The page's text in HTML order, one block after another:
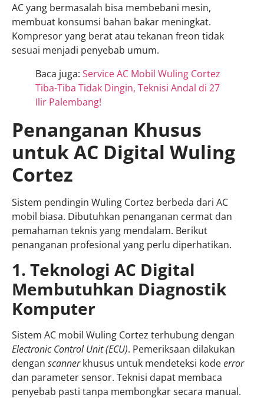
AC yang bermasalah bisa membebani mesin,
membuat konsumsi bahan bakar meningkat.
Kompresor yang berat atau tekanan freon tidak
sesuai menjadi penyebab umum.
Baca juga: Service AC Mobil Wuling Cortez
Tiba-Tiba Tidak Dingin, Teknisi Andal di 27
Ilir Palembang!
Penanganan Khusus
untuk AC Digital Wuling
Cortez
Sistem pendingin Wuling Cortez berbeda dari AC
mobil biasa. Dibutuhkan penanganan cermat dan
pemahaman teknis yang mendalam. Berikut
penanganan profesional yang perlu diperhatikan.
1. Teknologi AC Digital
Membutuhkan Diagnostik
Komputer
Sistem AC mobil Wuling Cortez terhubung dengan
Electronic Control Unit (ECU). Pemeriksaan dilakukan
dengan scannerkhusus untuk mendeteksi kodeerror
dan parameter sensor. Teknisi dapat membaca
penyebab pasti tanpa membongkar secara manual.